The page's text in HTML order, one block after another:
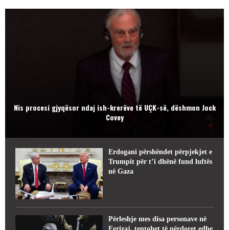
Nis procesi gjyqësor ndaj ish-krerëve të UÇK-së, dëshmon Jock
Covey
Erdogani përshëndet përpjekjet e
Trumpit për t’i dhënë fund luftës
në Gaza
Përleshje mes disa personave në